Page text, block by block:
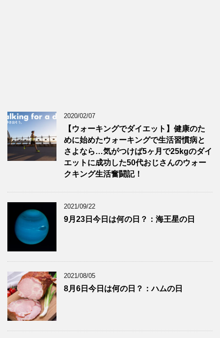
2020/02/07
【ウォーキングでダイエット】健康のた
めに始めたウォーキングで生活習慣病と
さよなら…気がつけば5ヶ月で25kgのダイ
エットに成功した50代おじさんのウォー
クキング生活奮闘記！
2021/09/22
9月23日今日は何の日？：海王星の日
2021/08/05
8月6日今日は何の日？：ハムの日